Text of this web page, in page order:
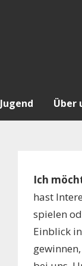
Jugend Über
Ich
hast
spielen
Einblick